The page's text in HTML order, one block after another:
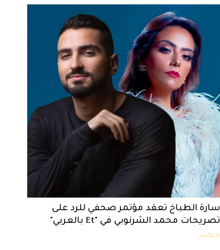
سارة الطباخ تعقد مؤتمر صحفي للرد على
تصريحات محمد الشرنوبي في "Et بالعربي"
ميكس